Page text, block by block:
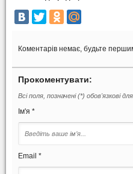
Коментарів немає, будьте
Прокоментувати:
Всі поля, позначені (*) обов'язкові
Ім'я *
Email *